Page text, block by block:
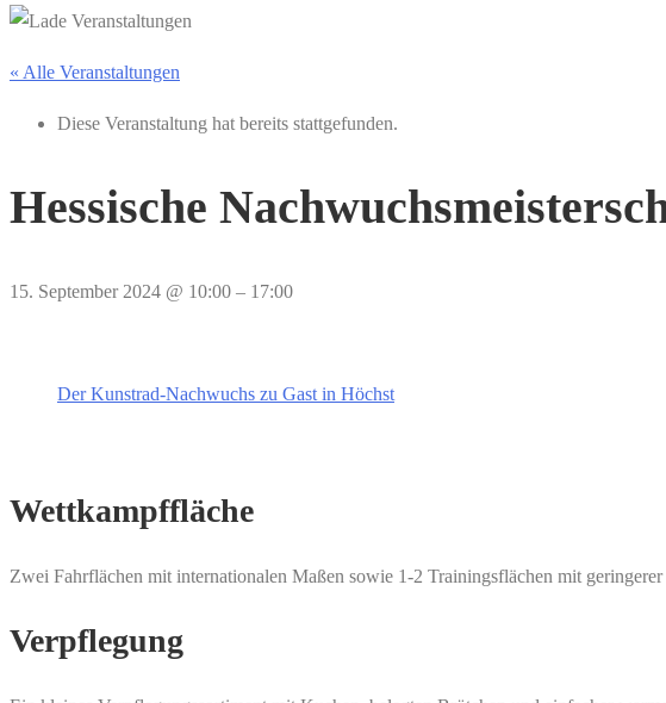
« Alle Veranstaltungen
Diese Veranstaltung hat bereits stattgefunden.
Hessische
15. September 2024 @ 10:00 – 17:00
Der Kunstrad-Nachwuchs zu Gast in Höchst
Wettkampffläche
Zwei Fahrflächen mit internationalen Maßen sowie 1-2 Trainingsflächen mit
Verpflegung